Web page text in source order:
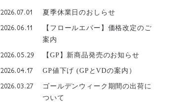
2026.07.01 夏季休業日のおしらせ
2026.06.11
【フロールエバー】価格改定のご
案内
2026.05.29 【GP】新商品発売のお知らせ
2026.04.17 GP値下げ (GPとVDの案内）
2026.03.27
ゴールデンウィーク期間の出荷に
ついて